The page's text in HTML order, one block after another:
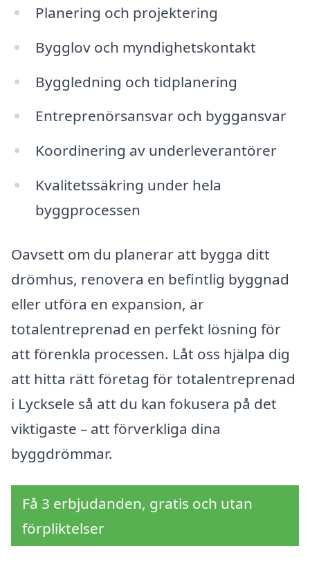
Planering och projektering
Bygglov och myndighetskontakt
Byggledning och tidplanering
Entreprenörsansvar och byggansvar
Koordinering av underleverantörer
Kvalitetssäkring under hela
byggprocessen
Oavsett om du planerar att bygga ditt
drömhus, renovera en befintlig byggnad
eller utföra en expansion, är
totalentreprenad en perfekt lösning för
att förenkla processen. Låt oss hjälpa dig
att hitta rätt företag för totalentreprenad
i Lycksele så att du kan fokusera på det
viktigaste – att förverkliga dina
byggdrömmar.
Få 3 erbjudanden, gratis och utan
förpliktelser